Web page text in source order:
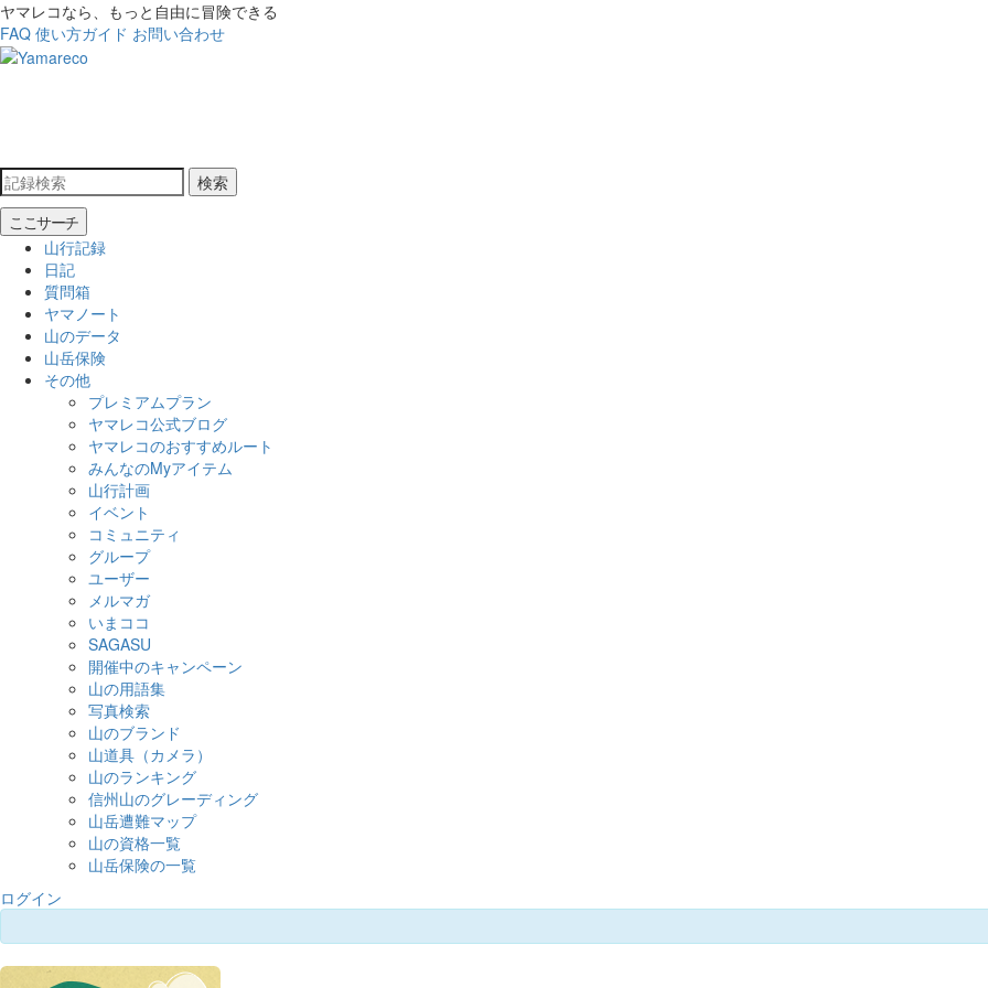
ヤマレコなら、もっと自由に冒険できる
FAQ 使い方ガイド お問い合わせ
検索
ここサーチ
山行記録
日記
質問箱
ヤマノート
山のデータ
山岳保険
その他
プレミアムプラン
ヤマレコ公式ブログ
ヤマレコのおすすめルート
みんなのMyアイテム
山行計画
イベント
コミュニティ
グループ
ユーザー
メルマガ
いまココ
SAGASU
開催中のキャンペーン
山の用語集
写真検索
山のブランド
山道具（カメラ）
山のランキング
信州山のグレーディング
山岳遭難マップ
山の資格一覧
山岳保険の一覧
ログイン